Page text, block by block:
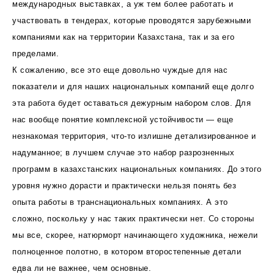
международных выставках, а уж тем более работать и
участвовать в тендерах, которые проводятся зарубежными
компаниями как на территории Казахстана, так и за его
пределами.
К сожалению, все это еще довольно чуждые для нас
показатели и для наших национальных компаний еще долго
эта работа будет оставаться дежурным набором слов. Для
нас вообще понятие комплексной устойчивости — еще
незнакомая территория, что-то излишне детализированное и
надуманное; в лучшем случае это набор разрозненных
программ в казахстанских национальных компаниях. До этого
уровня нужно дорасти и практически нельзя понять без
опыта работы в транснациональных компаниях. А это
сложно, поскольку у нас таких практически нет. Со стороны
мы все, скорее, натюрморт начинающего художника, нежели
полноценное полотно, в котором второстепенные детали
едва ли не важнее, чем основные.